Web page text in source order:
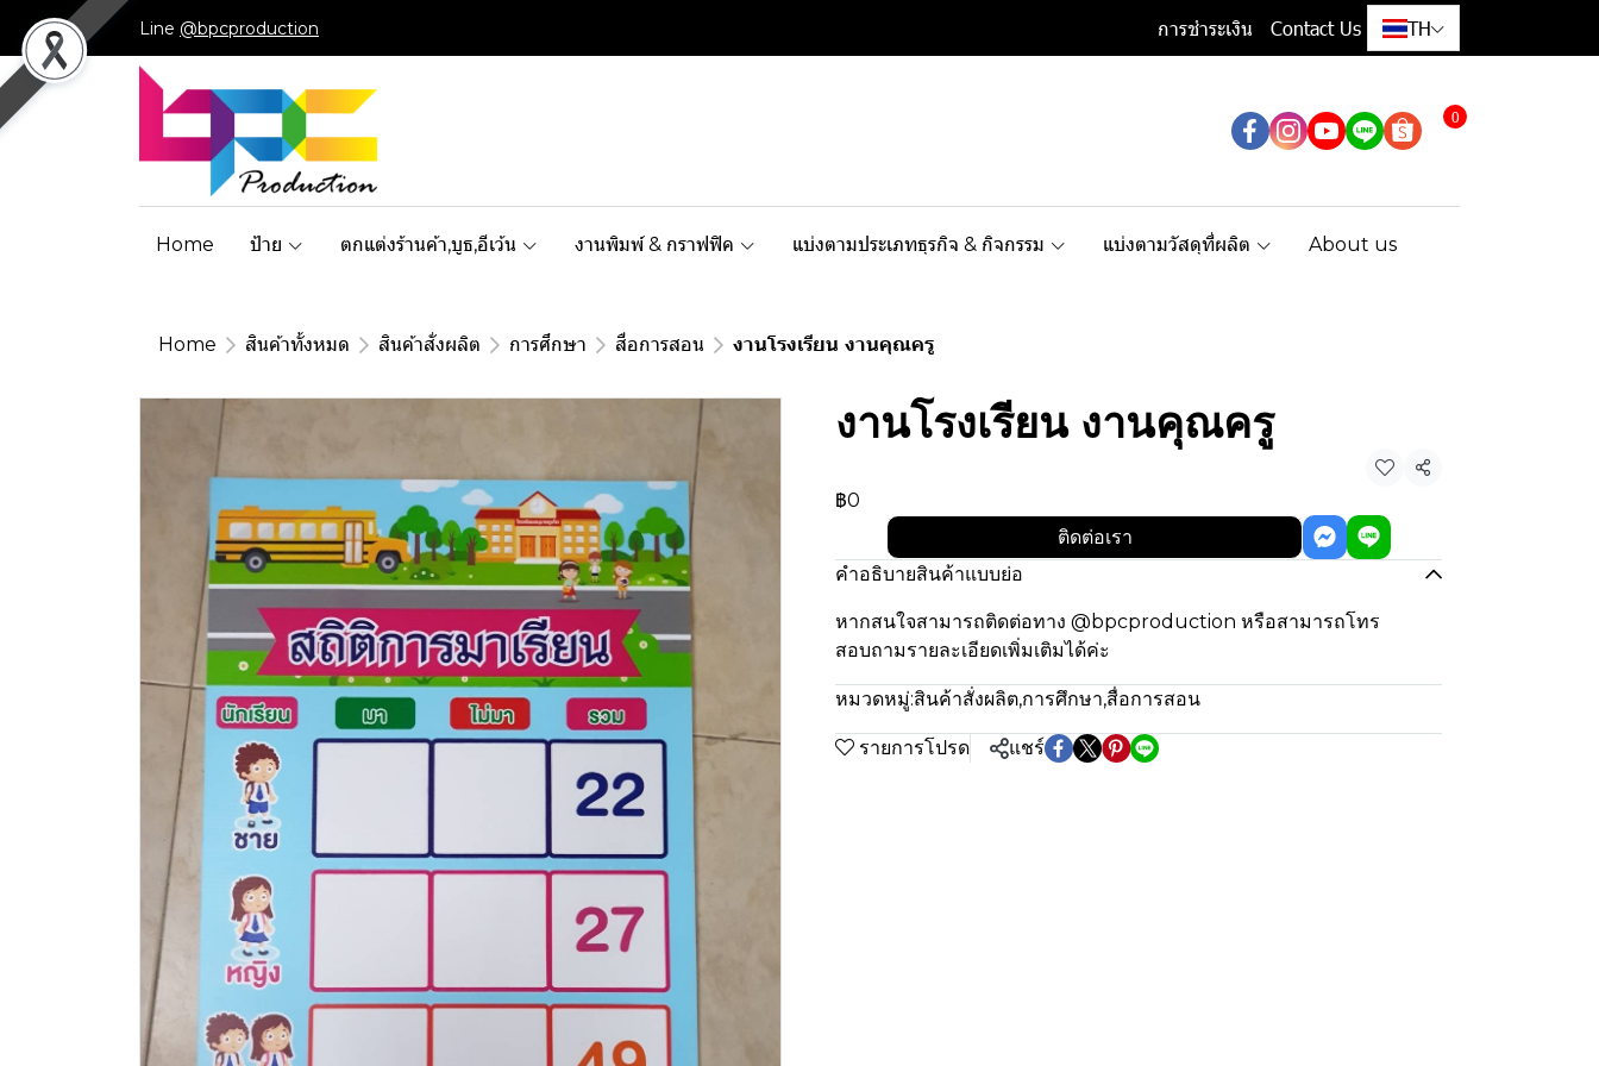
Line @bpcproduction การชำระเงิน Contact Us TH
0
Home ป้าย ตกแต่งร้านค้า,บูธ,อีเว้น งานพิมพ์ & กราฟฟิค แบ่งตามประเภทธุรกิจ & กิจกรรม แบ่งตามวัสดุที่ผลิต About us
Home สินค้าทั้งหมด สินค้าสั่งผลิต การศึกษา สื่อการสอน งานโรงเรียน งานคุณครู
งานโรงเรียน งานคุณครู
แชร์
฿0
ติดต่อเรา
คำอธิบายสินค้าแบบย่อ
หากสนใจสามารถติดต่อทาง @bpcproduction หรือสามารถโทร
สอบถามรายละเอียดเพิ่มเติมได้ค่ะ
หมวดหมู่:สินค้าสั่งผลิต,การศึกษา,สื่อการสอน
รายการโปรด แชร์